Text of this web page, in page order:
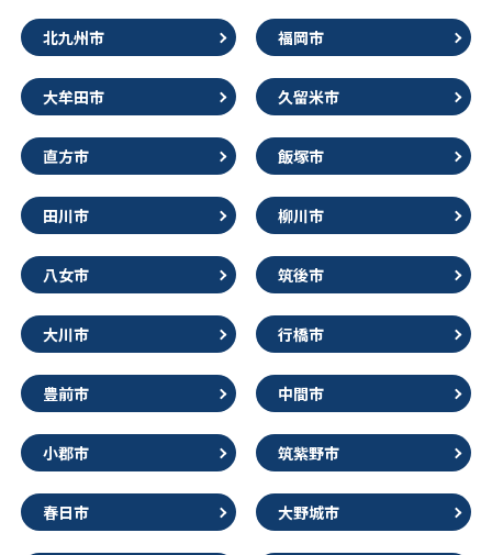
北九州市 福岡市
大牟田市 久留米市
直方市 飯塚市
田川市 柳川市
八女市 筑後市
大川市 行橋市
豊前市 中間市
小郡市 筑紫野市
春日市 大野城市